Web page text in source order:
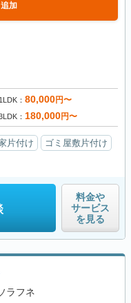
加
1LDK 80,000円〜
180,000円〜
片付け
ゴミ屋敷片付け
料金や
サービス
を見る
ラフネ